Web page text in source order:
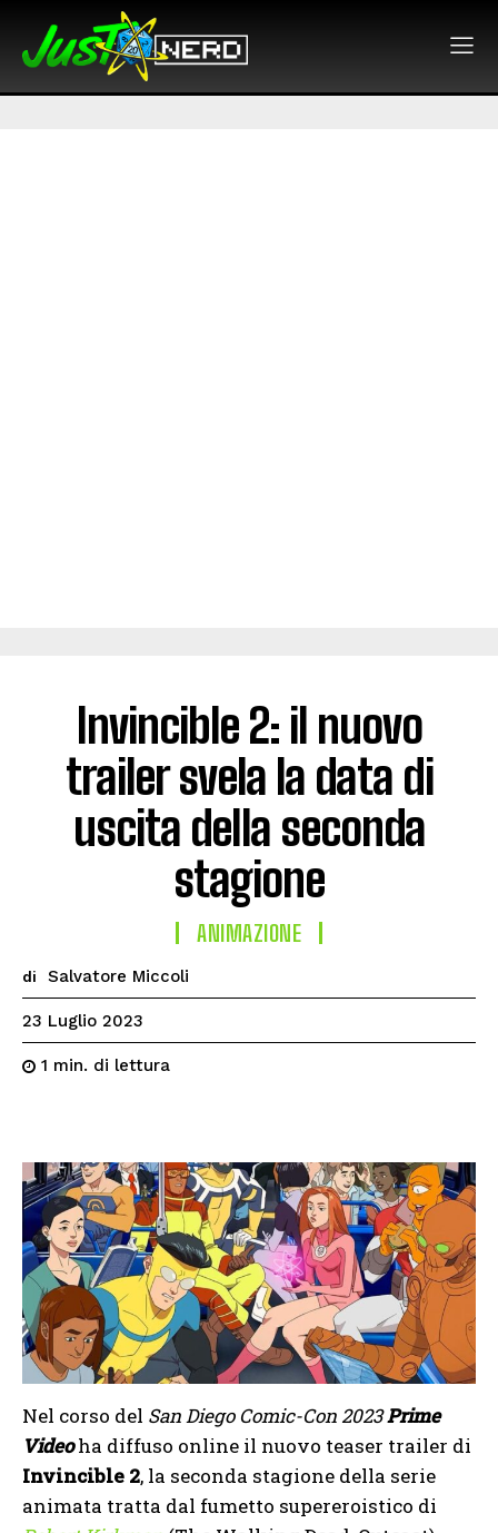
Invincible 2: il nuovo
trailer svela la data di
uscita della seconda
stagione
ANIMAZIONE
di Salvatore Miccoli
23 Luglio 2023
1 min. di lettura
Nel corso del San Diego Comic-Con 2023Prime
Videoha diffuso online il nuovo teaser trailer di
Invincible 2, la seconda stagione della serie
animata tratta dal fumetto supereroistico di